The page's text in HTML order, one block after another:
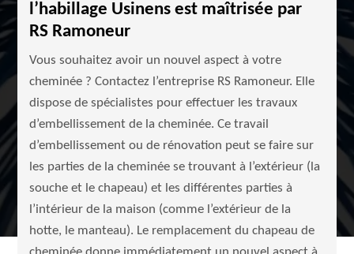
l’habillage Usinens est maîtrisée par
RS Ramoneur
Vous souhaitez avoir un nouvel aspect à votre
cheminée ? Contactez l’entreprise RS Ramoneur. Elle
dispose de spécialistes pour effectuer les travaux
d’embellissement de la cheminée. Ce travail
d’embellissement ou de rénovation peut se faire sur
les parties de la cheminée se trouvant à l’extérieur (la
souche et le chapeau) et les différentes parties à
l’intérieur de la maison (comme l’extérieur de la
hotte, le manteau). Le remplacement du chapeau de